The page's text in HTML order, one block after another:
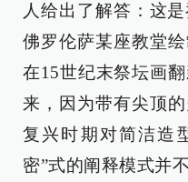
人给出了解答：这
佛罗伦萨某座教堂
在15世纪末祭坛画
来，因为带有尖顶
复兴时期对简洁造
密”式的阐释模式并